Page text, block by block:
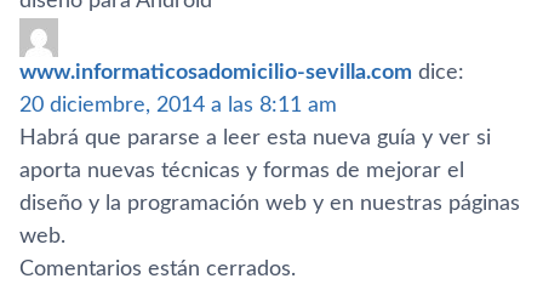
www.informaticosadomicilio-sevilla.com dice:
20 diciembre, 2014 a las 8:11 am
Habrá que pararse a leer esta nueva guí­a y ver si
aporta nuevas técnicas y formas de mejorar el
diseño y la programación web y en nuestras páginas
web.
Comentarios están cerrados.